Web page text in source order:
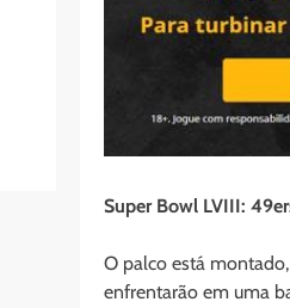
Super Bowl LVIII:
O palco está
enfrentarão em uma